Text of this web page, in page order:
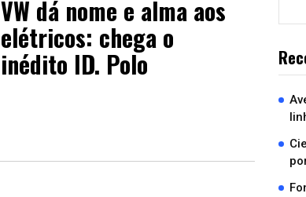
VW dá nome e alma aos
elétricos: chega o
inédito ID. Polo